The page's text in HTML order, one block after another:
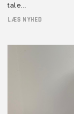
tale...
LÆS NYHED